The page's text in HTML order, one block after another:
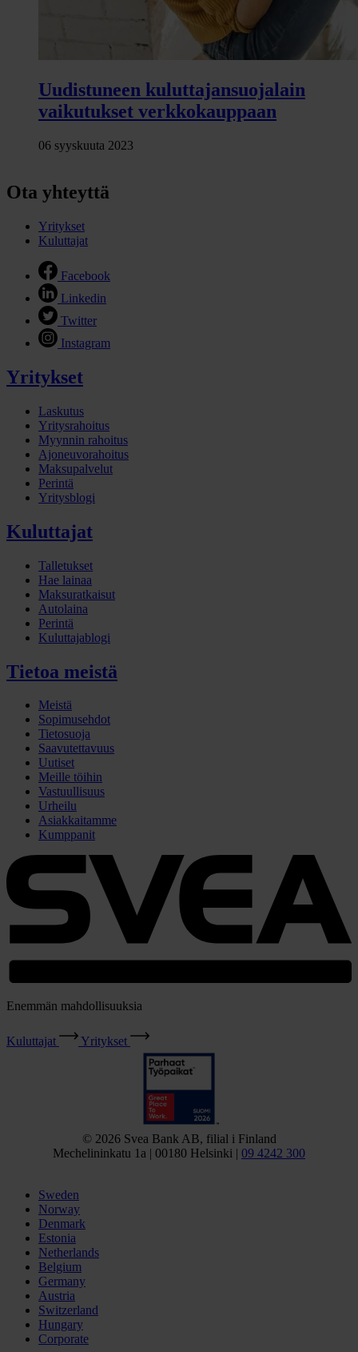
Uudistuneen kuluttajansuojalain
vaikutukset verkkokauppaan
06 syyskuuta 2023
Ota yhteyttä
Yritykset
Kuluttajat
Facebook
Linkedin
Twitter
Instagram
Yritykset
Laskutus
Yritysrahoitus
Myynnin rahoitus
Ajoneuvorahoitus
Maksupalvelut
Perintä
Yritysblogi
Kuluttajat
Talletukset
Hae lainaa
Maksuratkaisut
Autolaina
Perintä
Kuluttajablogi
Tietoa meistä
Meistä
Sopimusehdot
Tietosuoja
Saavutettavuus
Uutiset
Meille töihin
Vastuullisuus
Urheilu
Asiakkaitamme
Kumppanit
Enemmän mahdollisuuksia
Kuluttajat Yritykset
© 2026 Svea Bank AB, filial i Finland
Mechelininkatu 1a | 00180 Helsinki | 09 4242 300
Sweden
Norway
Denmark
Estonia
Netherlands
Belgium
Germany
Austria
Switzerland
Hungary
Corporate